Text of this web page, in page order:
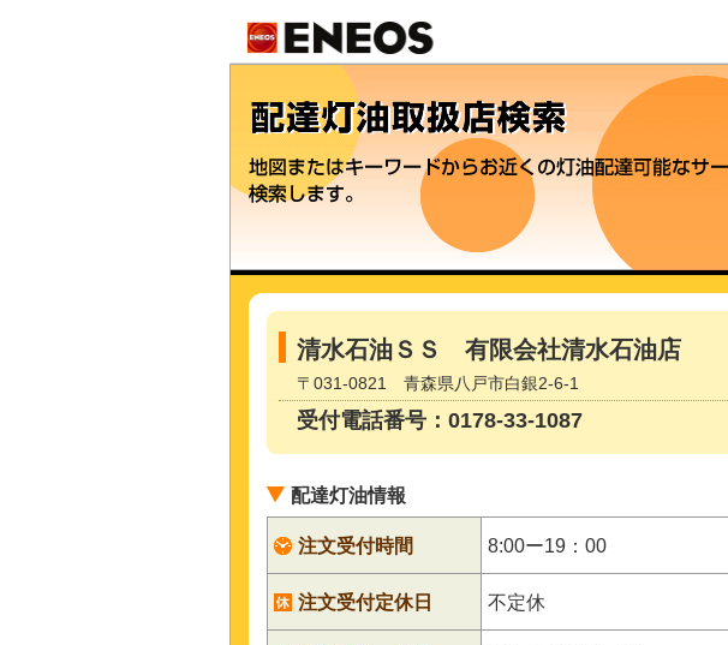
清水石油ＳＳ 有限会社清水石油店
〒031-0821 青森県八戸市白銀2-6-1
受付電話番号：0178-33-1087
配達灯油情報
注文受付時間 8:00ー19：00
注文受付定休日 不定休